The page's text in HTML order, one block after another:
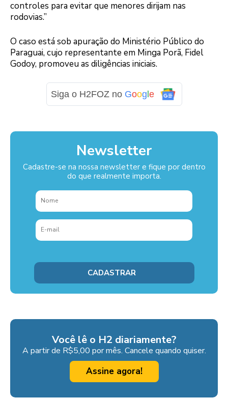
controles para evitar que menores dirijam nas
rodovias.”
O caso está sob apuração do Ministério Público do
Paraguai, cujo representante em Minga Porã, Fidel
Godoy, promoveu as diligências iniciais.
Siga o H2FOZ no Goog e
Newsletter
Cadastre-se na nossa newsletter e fique por dentro
do que realmente importa.
Você lê o H2 diariamente?
A partir de R$5,00 por mês. Cancele quando quiser.
Assine agora!